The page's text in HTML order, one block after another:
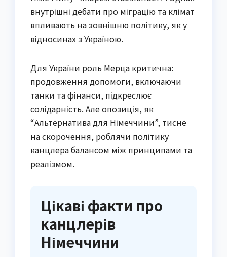
внутрішні дебати про міграцію та клімат
впливають на зовнішню політику, як у
відносинах з Україною.
Для України роль Мерца критична:
продовження допомоги, включаючи
танки та фінанси, підкреслює
солідарність. Але опозиція, як
“Альтернатива для Німеччини”, тисне
на скорочення, роблячи політику
канцлера балансом між принципами та
реалізмом.
Цікаві факти про
канцлерів
Німеччини